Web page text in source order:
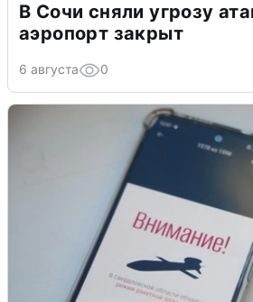
В Сочи сняли угрозу
аэропорт закрыт
6 августа 0